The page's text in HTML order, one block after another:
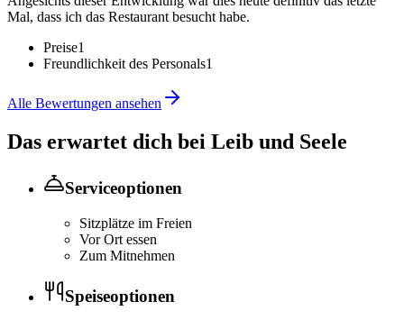
Mal, dass ich das Restaurant besucht habe.
Preise1
Freundlichkeit des Personals1
Alle Bewertungen ansehen
Das erwartet dich bei Leib und Seele
Serviceoptionen
Sitzplätze im Freien
Vor Ort essen
Zum Mitnehmen
Speiseoptionen